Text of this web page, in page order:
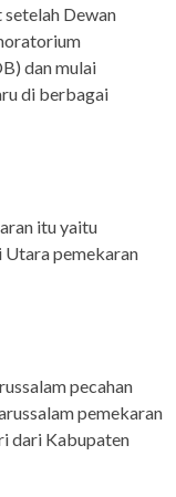
Dewan
dan mulai
di berbagai
itu yaitu
Utara pemekaran
pecahan
pemekaran
dari Kabupaten